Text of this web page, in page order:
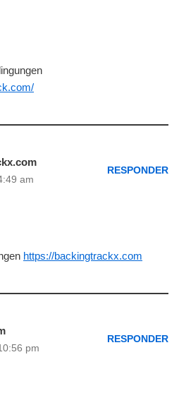
am
RESPONDER
https://backingtrackx.com
pm
RESPONDER